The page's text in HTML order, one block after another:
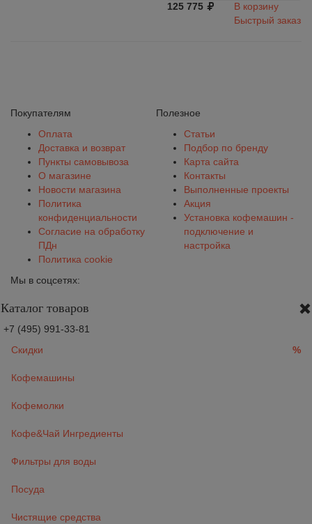
125 775
В корзину
Быстрый заказ
Покупателям
Оплата
Доставка и возврат
Пункты самовывоза
О магазине
Новости магазина
Политика
конфиденциальности
Согласие на обработку
ПДн
Политика cookie
Полезное
Статьи
Подбор по бренду
Карта сайта
Контакты
Выполненные проекты
Акция
Установка кофемашин -
подключение и
настройка
Мы в соцсетях:
Каталог товаров
+7 (495) 991-33-81
Скидки
%
Кофемашины
Кофемолки
Кофе&Чай Ингредиенты
Фильтры для воды
Посуда
Чистящие средства